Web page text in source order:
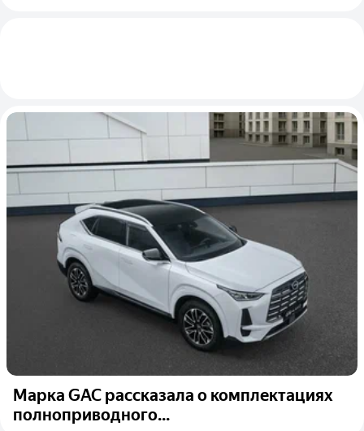
Марка GAC рассказала о комплектациях
полноприводного...